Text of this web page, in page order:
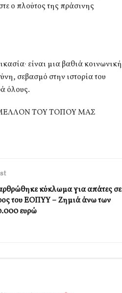
ο πλούτος της πράσινης
είναι μια βαθιά κοινωνική
σεβασμό στην ιστορία του
όλους.
ΜΕΛΛΟΝ ΤΟΥ ΤΟΠΟΥ ΜΑΣ
κύκλωμα για απάτες σε
του ΕΟΠΥΥ – Ζημιά άνω των
ευρώ